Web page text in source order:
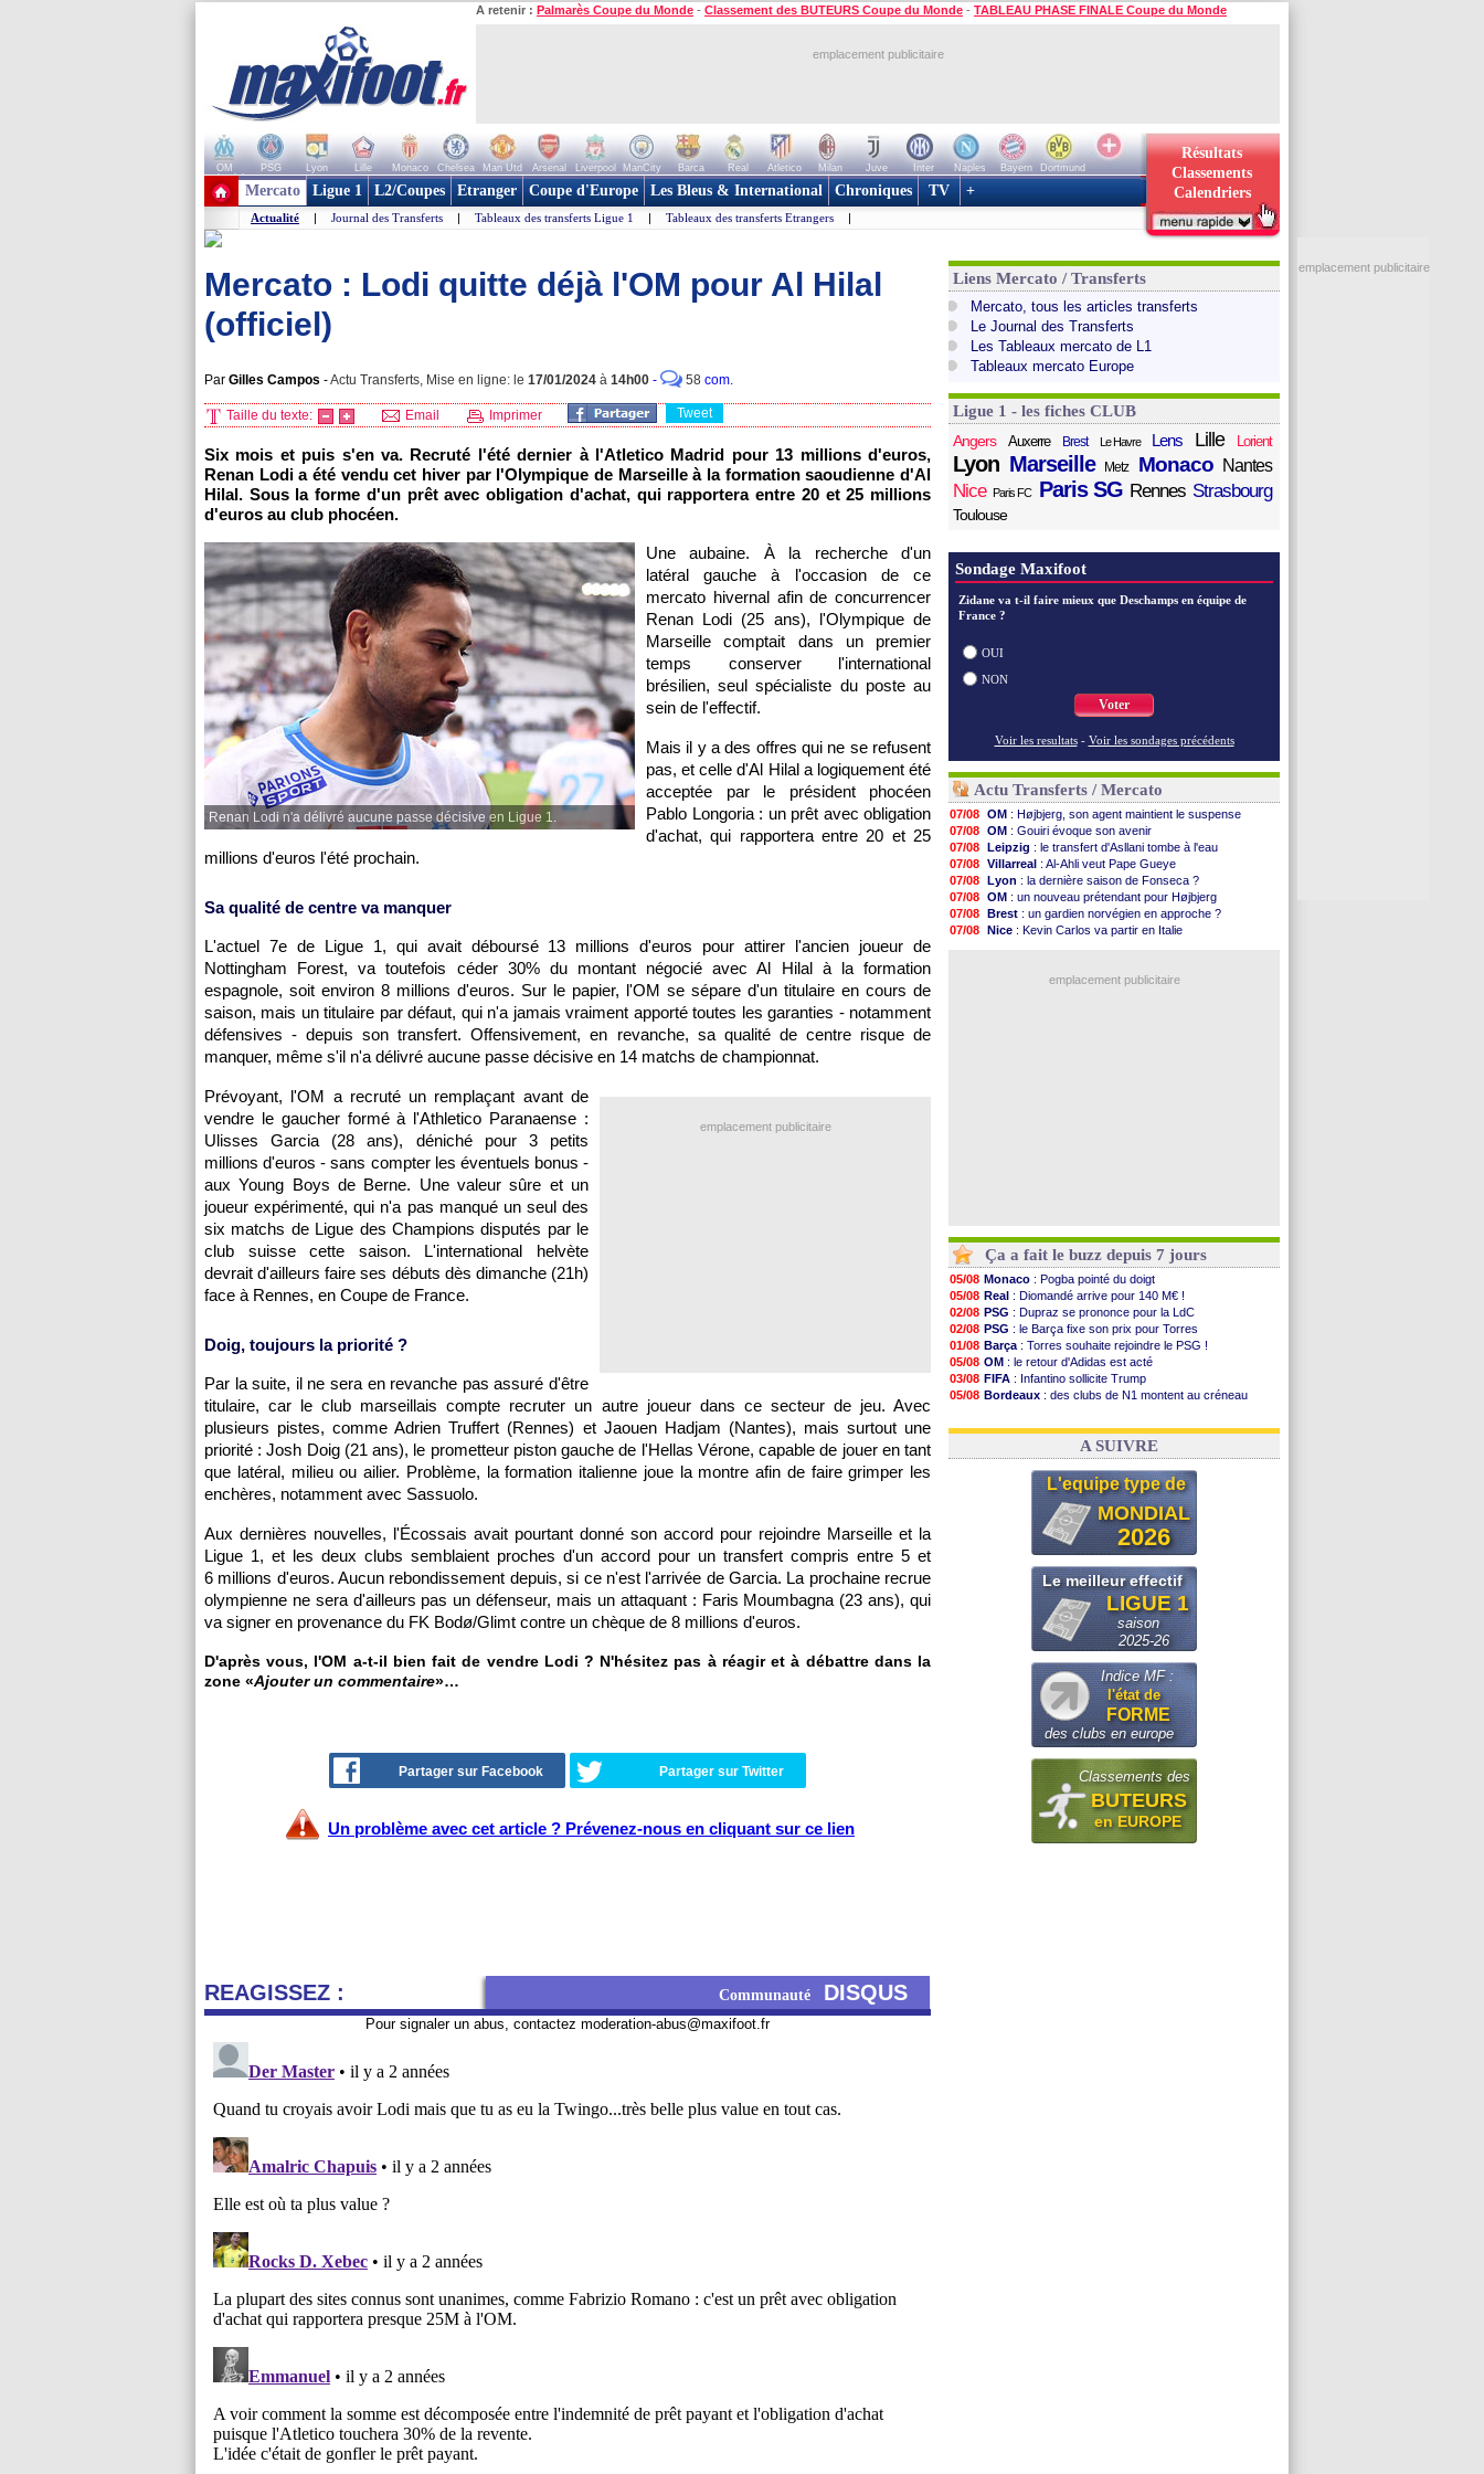
A retenir : Palmarès Coupe du Monde - Classement des BUTEURS Coupe du Monde - TABLEAU PHASE FINALE Coupe du Monde
emplacement publicitaire
OM PSG Lyon Lille Monaco Chelsea Man Utd Arsenal Liverpool ManCity Barca Real Atletico Milan Juve Inter Naples Bayern
Dortmund
+ de clubs
Résultats
Classements
Calendriers
Mercato Ligue 1 L2/Coupes Etranger Coupe d'Europe Les Bleus & International Chroniques TV +
Actualité | Journal des Transferts | Tableaux des transferts Ligue 1 | Tableaux des transferts Etrangers |
Mercato : Lodi quitte déjà l'OM pour Al Hilal
(officiel)
Par Gilles Campos -Actu Transferts, Mise en ligne: le 17/01/2024 à 14h00 - 58 com.
Taille du texte: Email Imprimer Tweet
Six mois et puis s'en va. Recruté l'été dernier à l'Atletico Madrid pour 13 millions d'euros,
Renan Lodi a été vendu cet hiver par l'Olympique de Marseille à la formation saoudienne d'Al
Hilal. Sous la forme d'un prêt avec obligation d'achat, qui rapportera entre 20 et 25 millions
d'euros au club phocéen.
Renan Lodi n'a délivré aucune passe décisive en Ligue 1.
Une aubaine. À la recherche d'un
latéral gauche à l'occasion de ce
mercato hivernal afin de concurrencer
Renan Lodi (25 ans), l'Olympique de
Marseille comptait dans un premier
temps conserver l'international
brésilien, seul spécialiste du poste au
sein de l'effectif.
Mais il y a des offres qui ne se refusent
pas, et celle d'Al Hilal a logiquement été
acceptée par le président phocéen
Pablo Longoria : un prêt avec obligation
d'achat, qui rapportera entre 20 et 25
millions d'euros l'été prochain.
Sa qualité de centre va manquer
L'actuel 7e de Ligue 1, qui avait déboursé 13 millions d'euros pour attirer l'ancien joueur de
Nottingham Forest, va toutefois céder 30% du montant négocié avec Al Hilal à la formation
espagnole, soit environ 8 millions d'euros. Sur le papier, l'OM se sépare d'un titulaire en cours de
saison, mais un titulaire par défaut, qui n'a jamais vraiment apporté toutes les garanties - notamment
défensives - depuis son transfert. Offensivement, en revanche, sa qualité de centre risque de
manquer, même s'il n'a délivré aucune passe décisive en 14 matchs de championnat.
emplacement publicitaire
Prévoyant, l'OM a recruté un remplaçant avant de
vendre le gaucher formé à l'Athletico Paranaense :
Ulisses Garcia (28 ans), déniché pour 3 petits
millions d'euros - sans compter les éventuels bonus -
aux Young Boys de Berne. Une valeur sûre et un
joueur expérimenté, qui n'a pas manqué un seul des
six matchs de Ligue des Champions disputés par le
club suisse cette saison. L'international helvète
devrait d'ailleurs faire ses débuts dès dimanche (21h)
face à Rennes, en Coupe de France.
Doig, toujours la priorité ?
Par la suite, il ne sera en revanche pas assuré d'être
titulaire, car le club marseillais compte recruter un autre joueur dans ce secteur de jeu. Avec
plusieurs pistes, comme Adrien Truffert (Rennes) et Jaouen Hadjam (Nantes), mais surtout une
priorité : Josh Doig (21 ans), le prometteur piston gauche de l'Hellas Vérone, capable de jouer en tant
que latéral, milieu ou ailier. Problème, la formation italienne joue la montre afin de faire grimper les
enchères, notamment avec Sassuolo.
Aux dernières nouvelles, l'Écossais avait pourtant donné son accord pour rejoindre Marseille et la
Ligue 1, et les deux clubs semblaient proches d'un accord pour un transfert compris entre 5 et
6 millions d'euros. Aucun rebondissement depuis, si ce n'est l'arrivée de Garcia. La prochaine recrue
olympienne ne sera d'ailleurs pas un défenseur, mais un attaquant : Faris Moumbagna (23 ans), qui
va signer en provenance du FK Bodø/Glimt contre un chèque de 8 millions d'euros.
D'après vous, l'OM a-t-il bien fait de vendre Lodi ? N'hésitez pas à réagir et à débattre dans la
zone «Ajouter un commentaire»…
Partager sur Facebook Partager sur Twitter
Un problème avec cet article ? Prévenez-nous en cliquant sur ce lien
REAGISSEZ : Communauté DISQUS
Pour signaler un abus, contactez moderation-abus@maxifoot.fr
Liens Mercato / Transferts
Mercato, tous les articles transferts
Le Journal des Transferts
Les Tableaux mercato de L1
Tableaux mercato Europe
Ligue 1 - les fiches CLUB
Angers
Auxerre Brest Le Havre Lens Lille Lorient
Lyon Marseille Metz Monaco Nantes
Nice Paris FC Paris SG Rennes Strasbourg
Toulouse
Sondage Maxifoot
Zidane va t-il faire mieux que Deschamps en équipe de
France ?
OUI
NON
Voter
Voir les resultats - Voir les sondages précédents
Actu Transferts / Mercato
07/08 OM : Højbjerg, son agent maintient le suspense
07/08 OM : Gouiri évoque son avenir
07/08 Leipzig : le transfert d'Asllani tombe à l'eau
07/08 Villarreal : Al-Ahli veut Pape Gueye
07/08 Lyon : la dernière saison de Fonseca ?
07/08 OM : un nouveau prétendant pour Højbjerg
07/08 Brest : un gardien norvégien en approche ?
07/08 Nice : Kevin Carlos va partir en Italie
: Mangala prêté à Getafe (officiel)
emplacement publicitaire
Ça a fait le buzz depuis 7 jours
05/08 Monaco : Pogba pointé du doigt
05/08 Real : Diomandé arrive pour 140 M€ !
02/08 PSG : Dupraz se prononce pour la LdC
02/08 PSG : le Barça fixe son prix pour Torres
01/08 Barça : Torres souhaite rejoindre le PSG !
05/08 OM : le retour d'Adidas est acté
03/08 FIFA : Infantino sollicite Trump
05/08 Bordeaux : des clubs de N1 montent au créneau
03/08 Real: le démenti de Leipzig pour Diomandé
A SUIVRE
L'equipe type de
MONDIAL
2026
Le meilleur effectif
LIGUE 1
saison
2025-26
Indice MF :
l'état de
FORME
des clubs en europe
Classements des
BUTEURS
en EUROPE
emplacement publicitaire